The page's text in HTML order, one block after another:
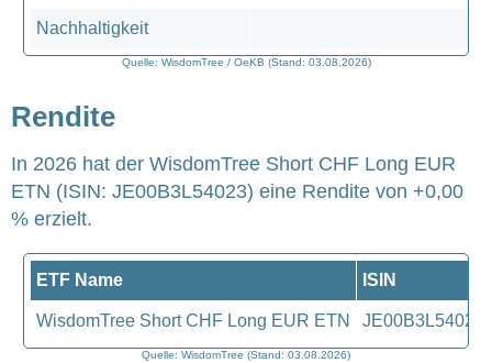
Nachhaltigkeit
Quelle: WisdomTree / OeKB (Stand: 03.08.2026)
Rendite
In 2026 hat der WisdomTree Short CHF Long EUR
ETN (ISIN: JE00B3L54023) eine Rendite von +0,00
% erzielt.
ETF Name ISIN
WisdomTree Short CHF Long EUR ETN JE00B3L54023
Quelle: WisdomTree (Stand: 03.08.2026)